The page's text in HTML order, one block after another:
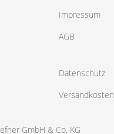
Impressum
AGB
Datenschutz
Versandkosten
GmbH & Co. KG